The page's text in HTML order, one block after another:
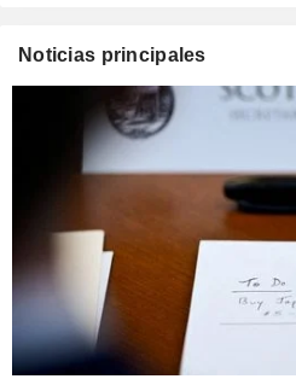
Noticias principales